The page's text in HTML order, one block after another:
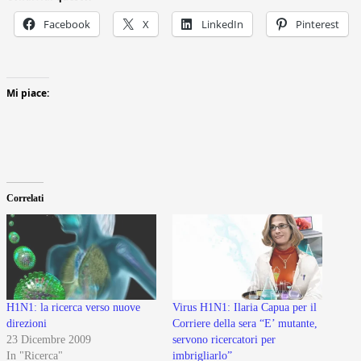
Facebook X LinkedIn Pinterest
Mi piace:
Correlati
H1N1: la ricerca verso nuove
direzioni
23 Dicembre 2009
In "Ricerca"
Virus H1N1: Ilaria Capua per il
Corriere della sera “E’ mutante,
servono ricercatori per
imbrigliarlo”